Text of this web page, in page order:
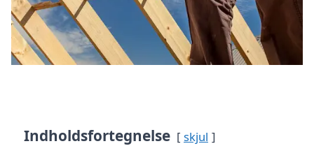
Indholdsfortegnelse skjul